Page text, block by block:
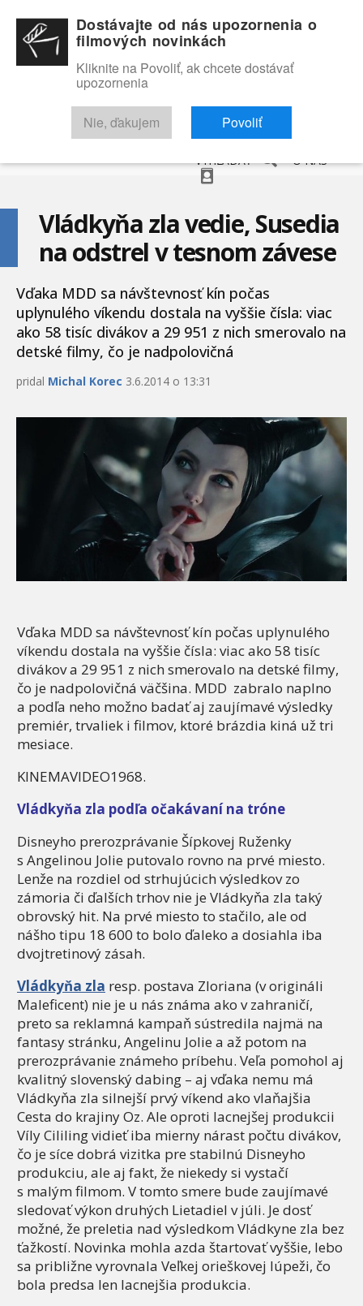
RECENZIE TRAILERY FILMOVÁ DATABÁZA
VYHĽADAŤ O NÁS
Vládkyňa zla vedie, Susedia
na odstrel v tesnom závese
Vďaka MDD sa návštevnosť kín počas
uplynulého víkendu dostala na vyššie čísla: viac
ako 58 tisíc divákov a 29 951 z nich smerovalo na
detské filmy, čo je nadpolovičná
pridal Michal Korec 3.6.2014 o 13:31
Vďaka MDD sa návštevnosť kín počas uplynulého
víkendu dostala na vyššie čísla: viac ako 58 tisíc
divákov a 29 951 z nich smerovalo na detské filmy,
čo je nadpolovičná väčšina. MDD zabralo naplno
a podľa neho možno badať aj zaujímavé výsledky
premiér, trvaliek i filmov, ktoré brázdia kiná už tri
mesiace.
KINEMAVIDEO1968.
Vládkyňa zla podľa očakávaní na tróne
Disneyho prerozprávanie Šípkovej Ruženky
s Angelinou Jolie putovalo rovno na prvé miesto.
Lenže na rozdiel od strhujúcich výsledkov zo
zámoria či ďalších trhov nie je Vládkyňa zla taký
obrovský hit. Na prvé miesto to stačilo, ale od
nášho tipu 18 600 to bolo ďaleko a dosiahla iba
dvojtretinový zásah.
Vládkyňa zla resp. postava Zloriana (v origináli
Maleficent) nie je u nás známa ako v zahraničí,
preto sa reklamná kampaň sústredila najmä na
fantasy stránku, Angelinu Jolie a až potom na
prerozprávanie známeho príbehu. Veľa pomohol aj
kvalitný slovenský dabing – aj vďaka nemu má
Vládkyňa zla silnejší prvý víkend ako vlaňajšia
Cesta do krajiny Oz. Ale oproti lacnejšej produkcii
Víly Cililing vidieť iba mierny nárast počtu divákov,
čo je síce dobrá vizitka pre stabilnú Disneyho
produkciu, ale aj fakt, že niekedy si vystačí
s malým filmom. V tomto smere bude zaujímavé
sledovať výkon druhých Lietadiel v júli. Je dosť
možné, že preletia nad výsledkom Vládkyne zla bez
ťažkostí. Novinka mohla azda štartovať vyššie, lebo
sa približne vyrovnala Veľkej orieškovej lúpeži, čo
bola predsa len lacnejšia produkcia.
Dostávajte od nás upozornenia o
filmových novinkách
Kliknite na Povoliť, ak chcete dostávať
upozornenia
Nie, ďakujem Povoliť